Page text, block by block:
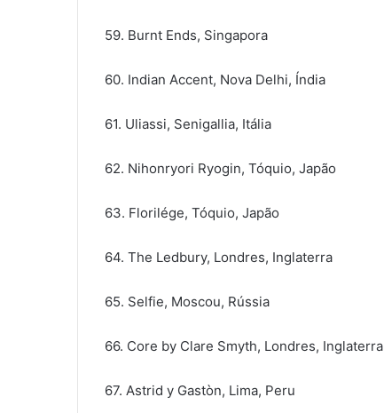
59. Burnt Ends, Singapora
60. Indian Accent, Nova Delhi, Índia
61. Uliassi, Senigallia, Itália
62. Nihonryori Ryogin, Tóquio, Japão
63. Florilége, Tóquio, Japão
64. The Ledbury, Londres, Inglaterra
65. Selfie, Moscou, Rússia
66. Core by Clare Smyth, Londres, Inglaterra
67. Astrid y Gastòn, Lima, Peru